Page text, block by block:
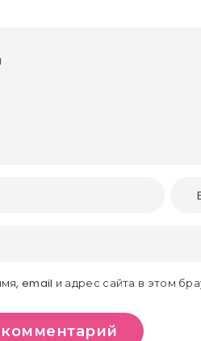
email и адрес сайта в этом